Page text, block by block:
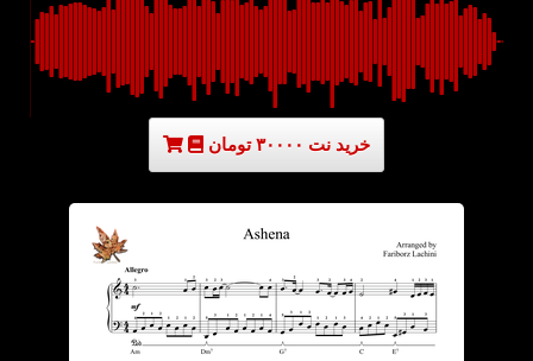
خرید نت ۳۰۰۰۰ تومان